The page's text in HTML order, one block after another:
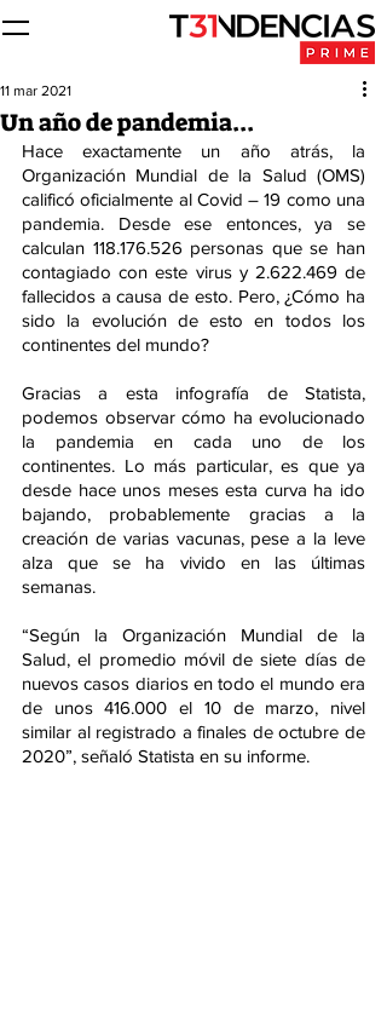
Un año de pandemia...
11 mar 2021
Hace exactamente un año atrás, la
Organización Mundial de la Salud (OMS)
calificó oficialmente al Covid – 19 como una
pandemia. Desde ese entonces, ya se
calculan 118.176.526 personas que se han
contagiado con este virus y 2.622.469 de
fallecidos a causa de esto. Pero, ¿Cómo ha
sido la evolución de esto en todos los
continentes del mundo?
Gracias a esta infografía de Statista,
podemos observar cómo ha evolucionado
la pandemia en cada uno de los
continentes. Lo más particular, es que ya
desde hace unos meses esta curva ha ido
bajando, probablemente gracias a la
creación de varias vacunas, pese a la leve
alza que se ha vivido en las últimas
semanas.
“Según la Organización Mundial de la
Salud, el promedio móvil de siete días de
nuevos casos diarios en todo el mundo era
de unos 416.000 el 10 de marzo, nivel
similar al registrado a finales de octubre de
2020”, señaló Statista en su informe.